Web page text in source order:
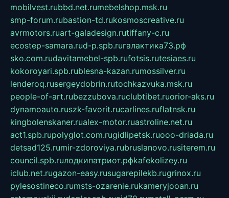
mobilvest.rubbd.net.rumebelshop.msk.ru
smp-forum.rubastion-td.rukosmoscreative.ru
avrmotors.ruart-galadesign.rutiffany-c.ru
ecostep-samara.rud-p.spb.ruгалактика73.рф
sko.com.rudavitamebel-spb.rufotsis.rutesiaes.ru
kokoroyari.spb.rublesna-kazan.rumossilver.ru
lenderoq.rusergeydobrin.rutochkazvuka.msk.ru
people-of-art.rubezzubova.ruclubtibet.ruorior-aks.ru
dynamoauto.ruszk-favorit.rucarlines.ruflatnsk.ru
kingbolenskaner.rualex-motor.ruastroline.net.ru
act1.spb.rupolyglot.com.rugidlipetsk.ruooo-driada.ru
detsad125.rumir-zdoroviya.rubruslanovo.rusiterem.ru
council.spb.ruлодкипатриот.рфkafekolizey.ru
iclub.net.rugazon-easy.rusugarepilekb.rugrinox.ru
pylesostineco.rumsts-ozarenie.rukameryjooan.ru